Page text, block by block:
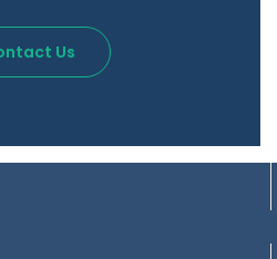
Us